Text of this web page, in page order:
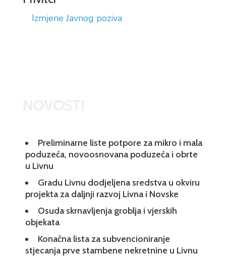
Izmjene Javnog poziva
Preliminarne liste potpore za mikro i mala
poduzeća, novoosnovana poduzeća i obrte
u Livnu
Gradu Livnu dodjeljena sredstva u okviru
projekta za daljnji razvoj Livna i Novske
Osuda skrnavljenja groblja i vjerskih
objekata
Konačna lista za subvencioniranje
stjecanja prve stambene nekretnine u Livnu